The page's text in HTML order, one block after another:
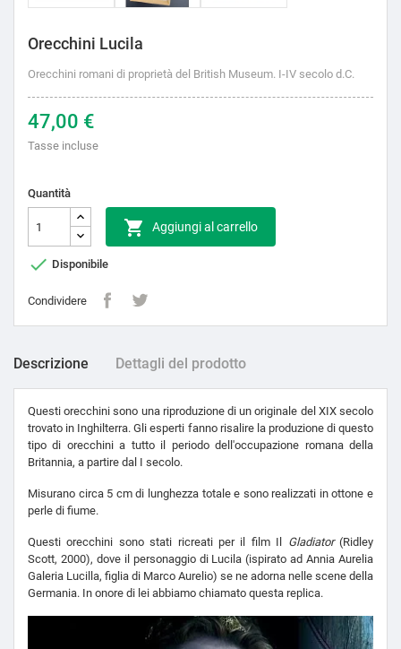
Orecchini Lucila
Orecchini romani di proprietà del British Museum. I-IV secolo d.C.
47,00 €
Tasse incluse
Quantità
 Aggiungi al carrello
 Disponibile
Condividere
Descrizione Dettagli del prodotto
Questi orecchini sono una riproduzione di un originale del XIX secolo
trovato in Inghilterra. Gli esperti fanno risalire la produzione di questo
tipo di orecchini a tutto il periodo dell'occupazione romana della
Britannia, a partire dal I secolo.
Misurano circa 5 cm di lunghezza totale e sono realizzati in ottone e
perle di fiume.
Questi orecchini sono stati ricreati per il film Il Gladiator(Ridley
Scott, 2000), dove il personaggio di Lucila (ispirato ad Annia Aurelia
Galeria Lucilla, figlia di Marco Aurelio) se ne adorna nelle scene della
Germania. In onore di lei abbiamo chiamato questa replica.